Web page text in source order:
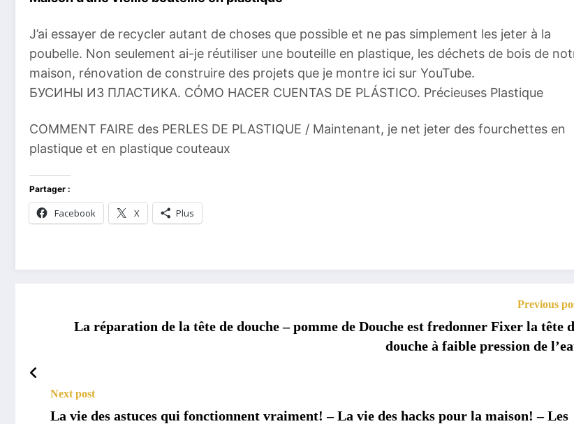
J’ai essayer de recycler autant de choses que possible et ne pas simplement les jeter à la
poubelle. Non seulement ai-je réutiliser une bouteille en plastique, les déchets de bois de
maison, rénovation de construire des projets que je montre ici sur YouTube.
БУСИНЫ ИЗ ПЛАСТИКА. CÓMO HACER CUENTAS DE PLÁSTICO. Précieuses Plastique
COMMENT FAIRE des PERLES DE PLASTIQUE / Maintenant, je net jeter des fourchettes en
plastique et en plastique couteaux
Partager :
Facebook X Plus
Previous
La réparation de la tête de douche – pomme de Douche est fredonner Fixer la tête
douche à faible pression de
Next post
La vie des astuces qui fonctionnent vraiment! – La vie des hacks pour la maison! – Les